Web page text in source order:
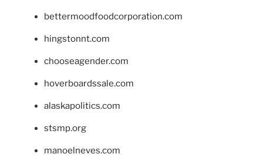
bettermoodfoodcorporation.com
hingstonnt.com
chooseagender.com
hoverboardssale.com
alaskapolitics.com
stsmp.org
manoelneves.com